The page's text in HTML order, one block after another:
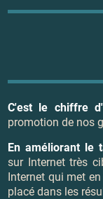
C'est le chiffre
promotion de nos
En améliorant le
sur Internet très
Internet qui met
placé dans les